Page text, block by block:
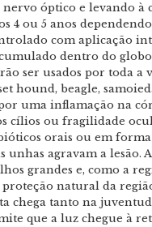
nervo óptico e levando
4 ou 5 anos
com aplicação
dentro do
ser usados por toda a
hound, beagle,
uma inflamação na
cílios ou fragilidade
orais ou em
unhas agravam a lesão.
grandes e, como a
natural da
chega tanto na
que a luz chegue à